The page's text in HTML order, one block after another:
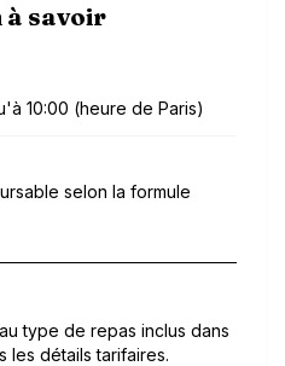
à savoir
10:00 (heure de Paris)
selon la formule
type de repas inclus dans
les détails tarifaires.